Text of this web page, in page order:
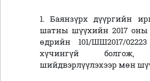
1. Баянзүрх дүүргийн
шатны шүүхийн 2017 оны
өдрийн 101/ШШ2017/
хүчингүй
шийдвэрлүүлэхээр мөн